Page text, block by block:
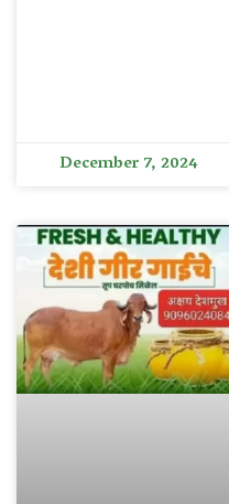
December 7, 2024